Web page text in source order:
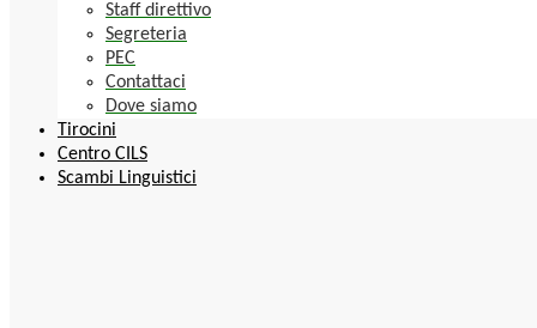
Staff direttivo
Segreteria
PEC
Contattaci
Dove siamo
Tirocini
Centro CILS
Scambi Linguistici